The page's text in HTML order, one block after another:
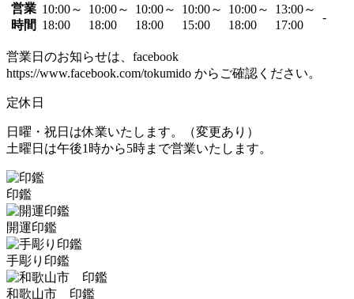
営業
時間
10:00～
18:00
10:00～
18:00
10:00～
18:00
10:00～
15:00
10:00～
18:00
13:00～
17:00
-
営業日のお知らせは、facebook
https://www.facebook.com/tokumido からご確認ください。
定休日
日曜・祝日は休業いたします。（変更あり）
土曜日は午後1時から5時まで営業いたします。
印鑑
開運印鑑
手彫り印鑑
和歌山市 印鑑